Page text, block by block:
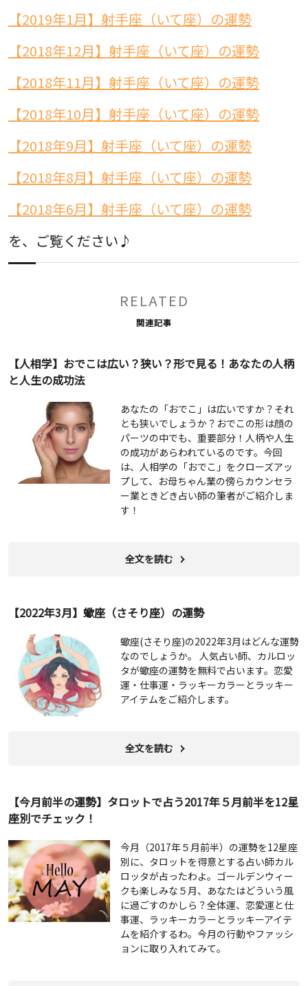
【2019年1月】射手座（いて座）の運勢
【2018年12月】射手座（いて座）の運勢
【2018年11月】射手座（いて座）の運勢
【2018年10月】射手座（いて座）の運勢
【2018年9月】射手座（いて座）の運勢
【2018年8月】射手座（いて座）の運勢
【2018年6月】射手座（いて座）の運勢
を、ご覧ください♪
RELATED
関連記事
【人相学】おでこは広い？狭い？形で見る！あなたの人柄
と人生の成功法
あなたの「おでこ」は広いですか？それ
とも狭いでしょうか？おでこの形は顔の
パーツの中でも、重要部分！人柄や人生
の成功があらわれているのです。今回
は、人相学の「おでこ」をクローズアッ
プして、お母ちゃん業の傍らカウンセラ
ー業ときどき占い師の筆者がご紹介しま
す！
全文を読む
【2022年3月】蠍座（さそり座）の運勢
蠍座(さそり座)の2022年3月はどんな運勢
なのでしょうか。 人気占い師、カルロッ
タが蠍座の運勢を無料で占います。恋愛
運・仕事運・ラッキーカラーとラッキー
アイテムをご紹介します。
全文を読む
【今月前半の運勢】タロットで占う2017年５月前半を12星
座別でチェック！
今月（2017年５月前半）の運勢を12星座
別に、タロットを得意とする占い師カル
ロッタが占ったわよ。ゴールデンウィー
クも楽しみな５月、あなたはどういう風
に過ごすのかしら？全体運、恋愛運と仕
事運、ラッキーカラーとラッキーアイテ
ムを紹介するわ。今月の行動やファッシ
ョンに取り入れてみて。